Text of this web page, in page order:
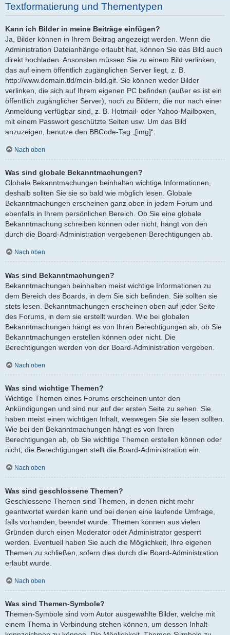
Textformatierung und Thementypen
Kann ich Bilder in meine Beiträge einfügen?
Ja, Bilder können in Ihrem Beitrag angezeigt werden. Wenn die
Administration Dateianhänge erlaubt hat, können Sie das Bild auch
direkt hochladen. Ansonsten müssen Sie zu einem Bild verlinken,
das auf einem öffentlich zugänglichen Server liegt, z. B.
http://www.domain.tld/mein-bild.gif. Sie können weder Bilder
verlinken, die sich auf Ihrem eigenen PC befinden (außer es ist ein
öffentlich zugänglicher Server), noch zu Bildern, die nur nach einer
Anmeldung verfügbar sind, z. B. Hotmail- oder Yahoo-Mailboxen,
mit einem Passwort geschützte Seiten usw. Um das Bild
anzuzeigen, benutze den BBCode-Tag „[img]“.
Nach oben
Was sind globale Bekanntmachungen?
Globale Bekanntmachungen beinhalten wichtige Informationen,
deshalb sollten Sie sie so bald wie möglich lesen. Globale
Bekanntmachungen erscheinen ganz oben in jedem Forum und
ebenfalls in Ihrem persönlichen Bereich. Ob Sie eine globale
Bekanntmachung schreiben können oder nicht, hängt von den
durch die Board-Administration vergebenen Berechtigungen ab.
Nach oben
Was sind Bekanntmachungen?
Bekanntmachungen beinhalten meist wichtige Informationen zu
dem Bereich des Boards, in dem Sie sich befinden. Sie sollten sie
stets lesen. Bekanntmachungen erscheinen oben auf jeder Seite
des Forums, in dem sie erstellt wurden. Wie bei globalen
Bekanntmachungen hängt es von Ihren Berechtigungen ab, ob Sie
Bekanntmachungen erstellen können oder nicht. Die
Berechtigungen werden von der Board-Administration vergeben.
Nach oben
Was sind wichtige Themen?
Wichtige Themen eines Forums erscheinen unter den
Ankündigungen und sind nur auf der ersten Seite zu sehen. Sie
haben meist einen wichtigen Inhalt, weswegen Sie sie lesen sollten.
Wie bei den Bekanntmachungen hängt es von Ihren
Berechtigungen ab, ob Sie wichtige Themen erstellen können oder
nicht; die Berechtigungen stellt die Board-Administration ein.
Nach oben
Was sind geschlossene Themen?
Geschlossene Themen sind Themen, in denen nicht mehr
geantwortet werden kann und bei denen eine laufende Umfrage,
falls vorhanden, beendet wurde. Themen können aus vielen
Gründen durch einen Moderator oder Administrator gesperrt
werden. Eventuell haben Sie auch die Möglichkeit, Ihre eigenen
Themen zu schließen, sofern dies durch die Board-Administration
erlaubt wurde.
Nach oben
Was sind Themen-Symbole?
Themen-Symbole sind vom Autor ausgewählte Bilder, welche mit
einem Thema in Verbindung stehen können, um dessen Inhalt